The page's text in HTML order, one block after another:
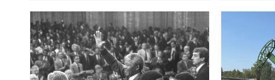
Forskningsresultater fra NAMC blir spilt
inn på FNs forhandlingsmøter om en
global plastavtale.